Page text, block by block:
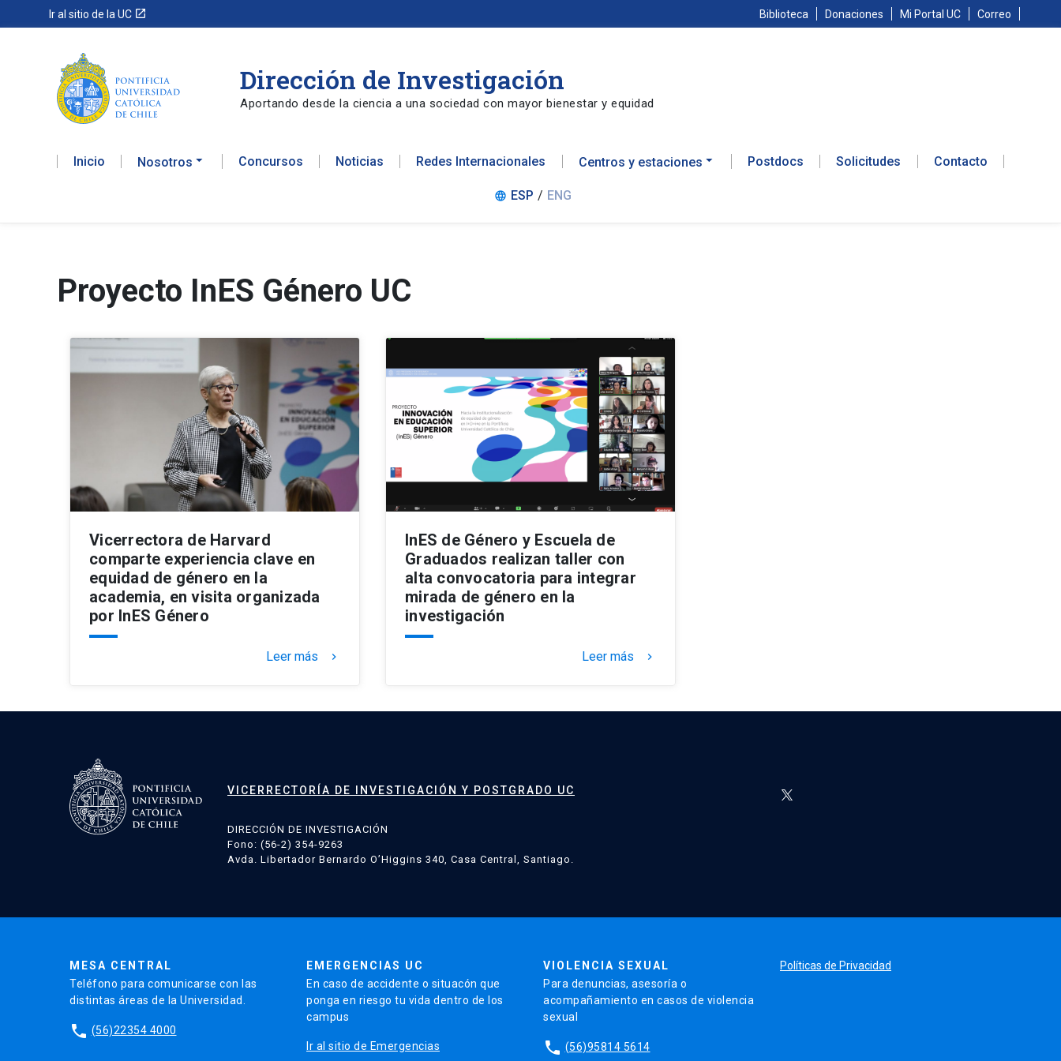
Ir al sitio de la UC launch Biblioteca Donaciones Mi Portal UC Correo
Dirección de Investigación
Aportando desde la ciencia a una sociedad con mayor bienestar y equidad
Inicio Nosotros Concursos Noticias Redes Internacionales Centros y estaciones Postdocs Solicitudes Contacto
language ESP / ENG
Proyecto InES Género UC
Vicerrectora de Harvard
comparte experiencia clave en
equidad de género en la
academia, en visita organizada
por InES Género
Leer más keyboard_arrow_right
InES de Género y Escuela de
Graduados realizan taller con
alta convocatoria para integrar
mirada de género en la
investigación
Leer más keyboard_arrow_right
VICERRECTORÍA DE INVESTIGACIÓN Y POSTGRADO UC
DIRECCIÓN DE INVESTIGACIÓN
Fono: (56-2) 354-9263
Avda. Libertador Bernardo O’Higgins 340, Casa Central, Santiago.
MESA CENTRAL
Teléfono para comunicarse con las
distintas áreas de la Universidad.
phone (56)22354 4000
EMERGENCIAS UC
En caso de accidente o situacón que
ponga en riesgo tu vida dentro de los
campus
Ir al sitio de Emergencias
VIOLENCIA SEXUAL
Para denuncias, asesoría o
acompañamiento en casos de violencia
sexual
phone (56)95814 5614
Políticas de Privacidad